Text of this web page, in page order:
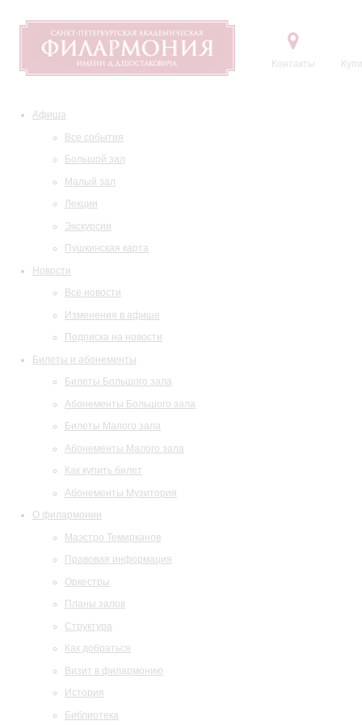
Контакты
Афиша
Все события
Большой зал
Малый зал
Лекции
Экскурсии
Пушкинская карта
Новости
Все новости
Изменения в афише
Подписка на новости
Билеты и абонементы
Билеты Большого зала
Абонементы Большого зала
Билеты Малого зала
Абонементы Малого зала
Как купить билет
Абонементы Музитория
О филармонии
Маэстро Темирканов
Правовая информация
Оркестры
Планы залов
Структура
Как добраться
Визит в филармонию
История
Библиотека